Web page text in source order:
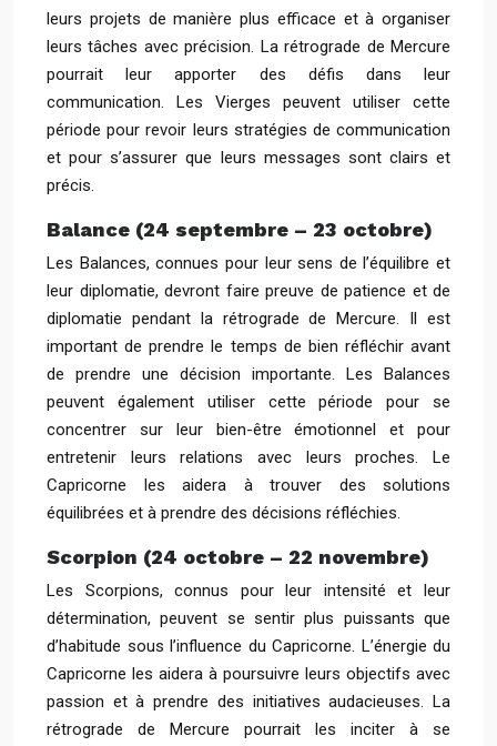
leurs projets de manière plus efficace et à organiser
leurs tâches avec précision. La rétrograde de Mercure
pourrait leur apporter des défis dans leur
communication. Les Vierges peuvent utiliser cette
période pour revoir leurs stratégies de communication
et pour s’assurer que leurs messages sont clairs et
précis.
Balance (24 septembre – 23 octobre)
Les Balances, connues pour leur sens de l’équilibre et
leur diplomatie, devront faire preuve de patience et de
diplomatie pendant la rétrograde de Mercure. Il est
important de prendre le temps de bien réfléchir avant
de prendre une décision importante. Les Balances
peuvent également utiliser cette période pour se
concentrer sur leur bien-être émotionnel et pour
entretenir leurs relations avec leurs proches. Le
Capricorne les aidera à trouver des solutions
équilibrées et à prendre des décisions réfléchies.
Scorpion (24 octobre – 22 novembre)
Les Scorpions, connus pour leur intensité et leur
détermination, peuvent se sentir plus puissants que
d’habitude sous l’influence du Capricorne. L’énergie du
Capricorne les aidera à poursuivre leurs objectifs avec
passion et à prendre des initiatives audacieuses. La
rétrograde de Mercure pourrait les inciter à se